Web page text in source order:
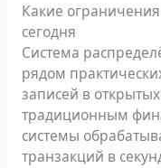
Какие
сегодня
Система
рядом
записей в
традиционным
системы
транзакций в